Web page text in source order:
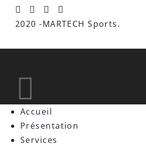
2020 -MARTECH Sports.
Accueil
Présentation
Services